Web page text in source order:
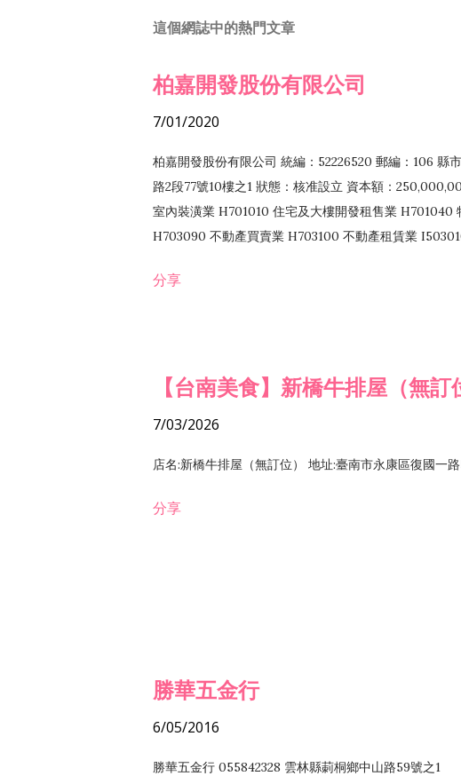
這個網誌中的熱門文章
柏嘉開發股份有限公司
7/01/2020
柏嘉開發股份有限公司 統編：52226520 郵編：106 縣
路2段77號10樓之1 狀態：核准設立 資本額：
室內裝潢業 H701010 住宅及大樓開發租售業
H703090 不動產買賣業 H703100 不動產租賃業
分享
【台南美食】新橋牛排屋（無訂
7/03/2026
店名:新橋牛排屋（無訂位） 地址:臺南市永康區復國一
分享
勝華五金行
6/05/2016
勝華五金行 055842328 雲林縣莿桐鄉中山路59號之1